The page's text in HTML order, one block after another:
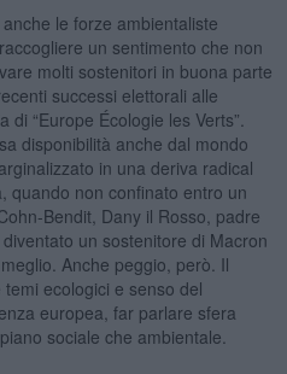
le forze ambientaliste
un sentimento che non
molti sostenitori in buona parte
successi elettorali alle
“Europe Écologie les Verts”.
disponibilità anche dal mondo
in una deriva radical
quando non confinato entro un
Bendit, Dany il Rosso, padre
un sostenitore di Macron
Anche peggio, però. Il
ecologici e senso del
europea, far parlare sfera
sociale che ambientale.